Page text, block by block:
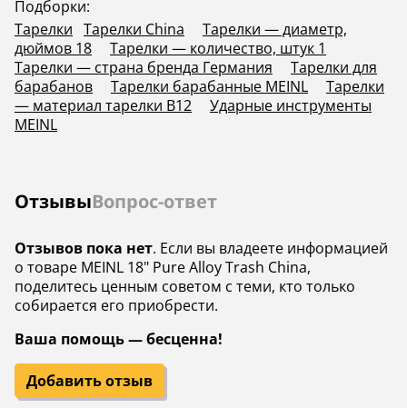
Подборки:
Тарелки Тарелки China
Тарелки — диаметр,
дюймов 18
Тарелки — количество, штук 1
Тарелки — страна бренда Германия
Тарелки для
барабанов
Тарелки барабанные MEINL
Тарелки
— материал тарелки B12
Ударные инструменты
MEINL
ОтзывыВопрос-ответ
Отзывов пока нет. Если вы владеете информацией
о товаре MEINL 18" Pure Alloy Trash China,
поделитесь ценным советом с теми, кто только
собирается его приобрести.
Ваша помощь — бесценна!
Добавить отзыв